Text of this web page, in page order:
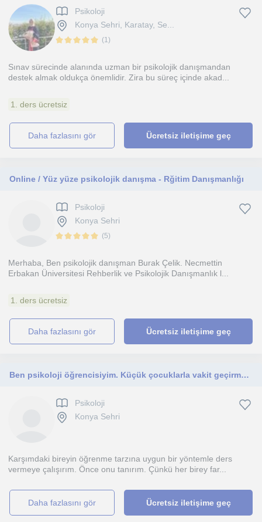
Psikoloji
Konya Sehri, Karatay, Se...
(1)
Sınav sürecinde alanında uzman bir psikolojik danışmandan
destek almak oldukça önemlidir. Zira bu süreç içinde akad...
1. ders ücretsiz
daha fazlasını gör Ücretsiz iletişime geç
Online / Yüz yüze psikolojik danışma - Rğitim Danışmanlığı
Psikoloji
Konya Sehri
(5)
Merhaba, Ben psikolojik danışman Burak Çelik. Necmettin
Erbakan Üniversitesi Rehberlik ve Psikolojik Danışmanlık l...
1. ders ücretsiz
daha fazlasını gör Ücretsiz iletişime geç
Ben psikoloji öğrencisiyim. Küçük çocuklarla vakit geçirmekten ,onlara bir şeyler öğretmekten hoşlanıyorum.
Psikoloji
Konya Sehri
Karşımdaki bireyin öğrenme tarzına uygun bir yöntemle ders
vermeye çalışırım. Önce onu tanırım. Çünkü her birey far...
daha fazlasını gör Ücretsiz iletişime geç